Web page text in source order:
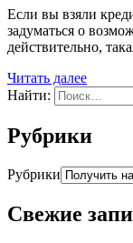
Если вы взяли
задуматься о
действительно,
Читать далее
Найти:
Рубрики
Рубрики
Свежие